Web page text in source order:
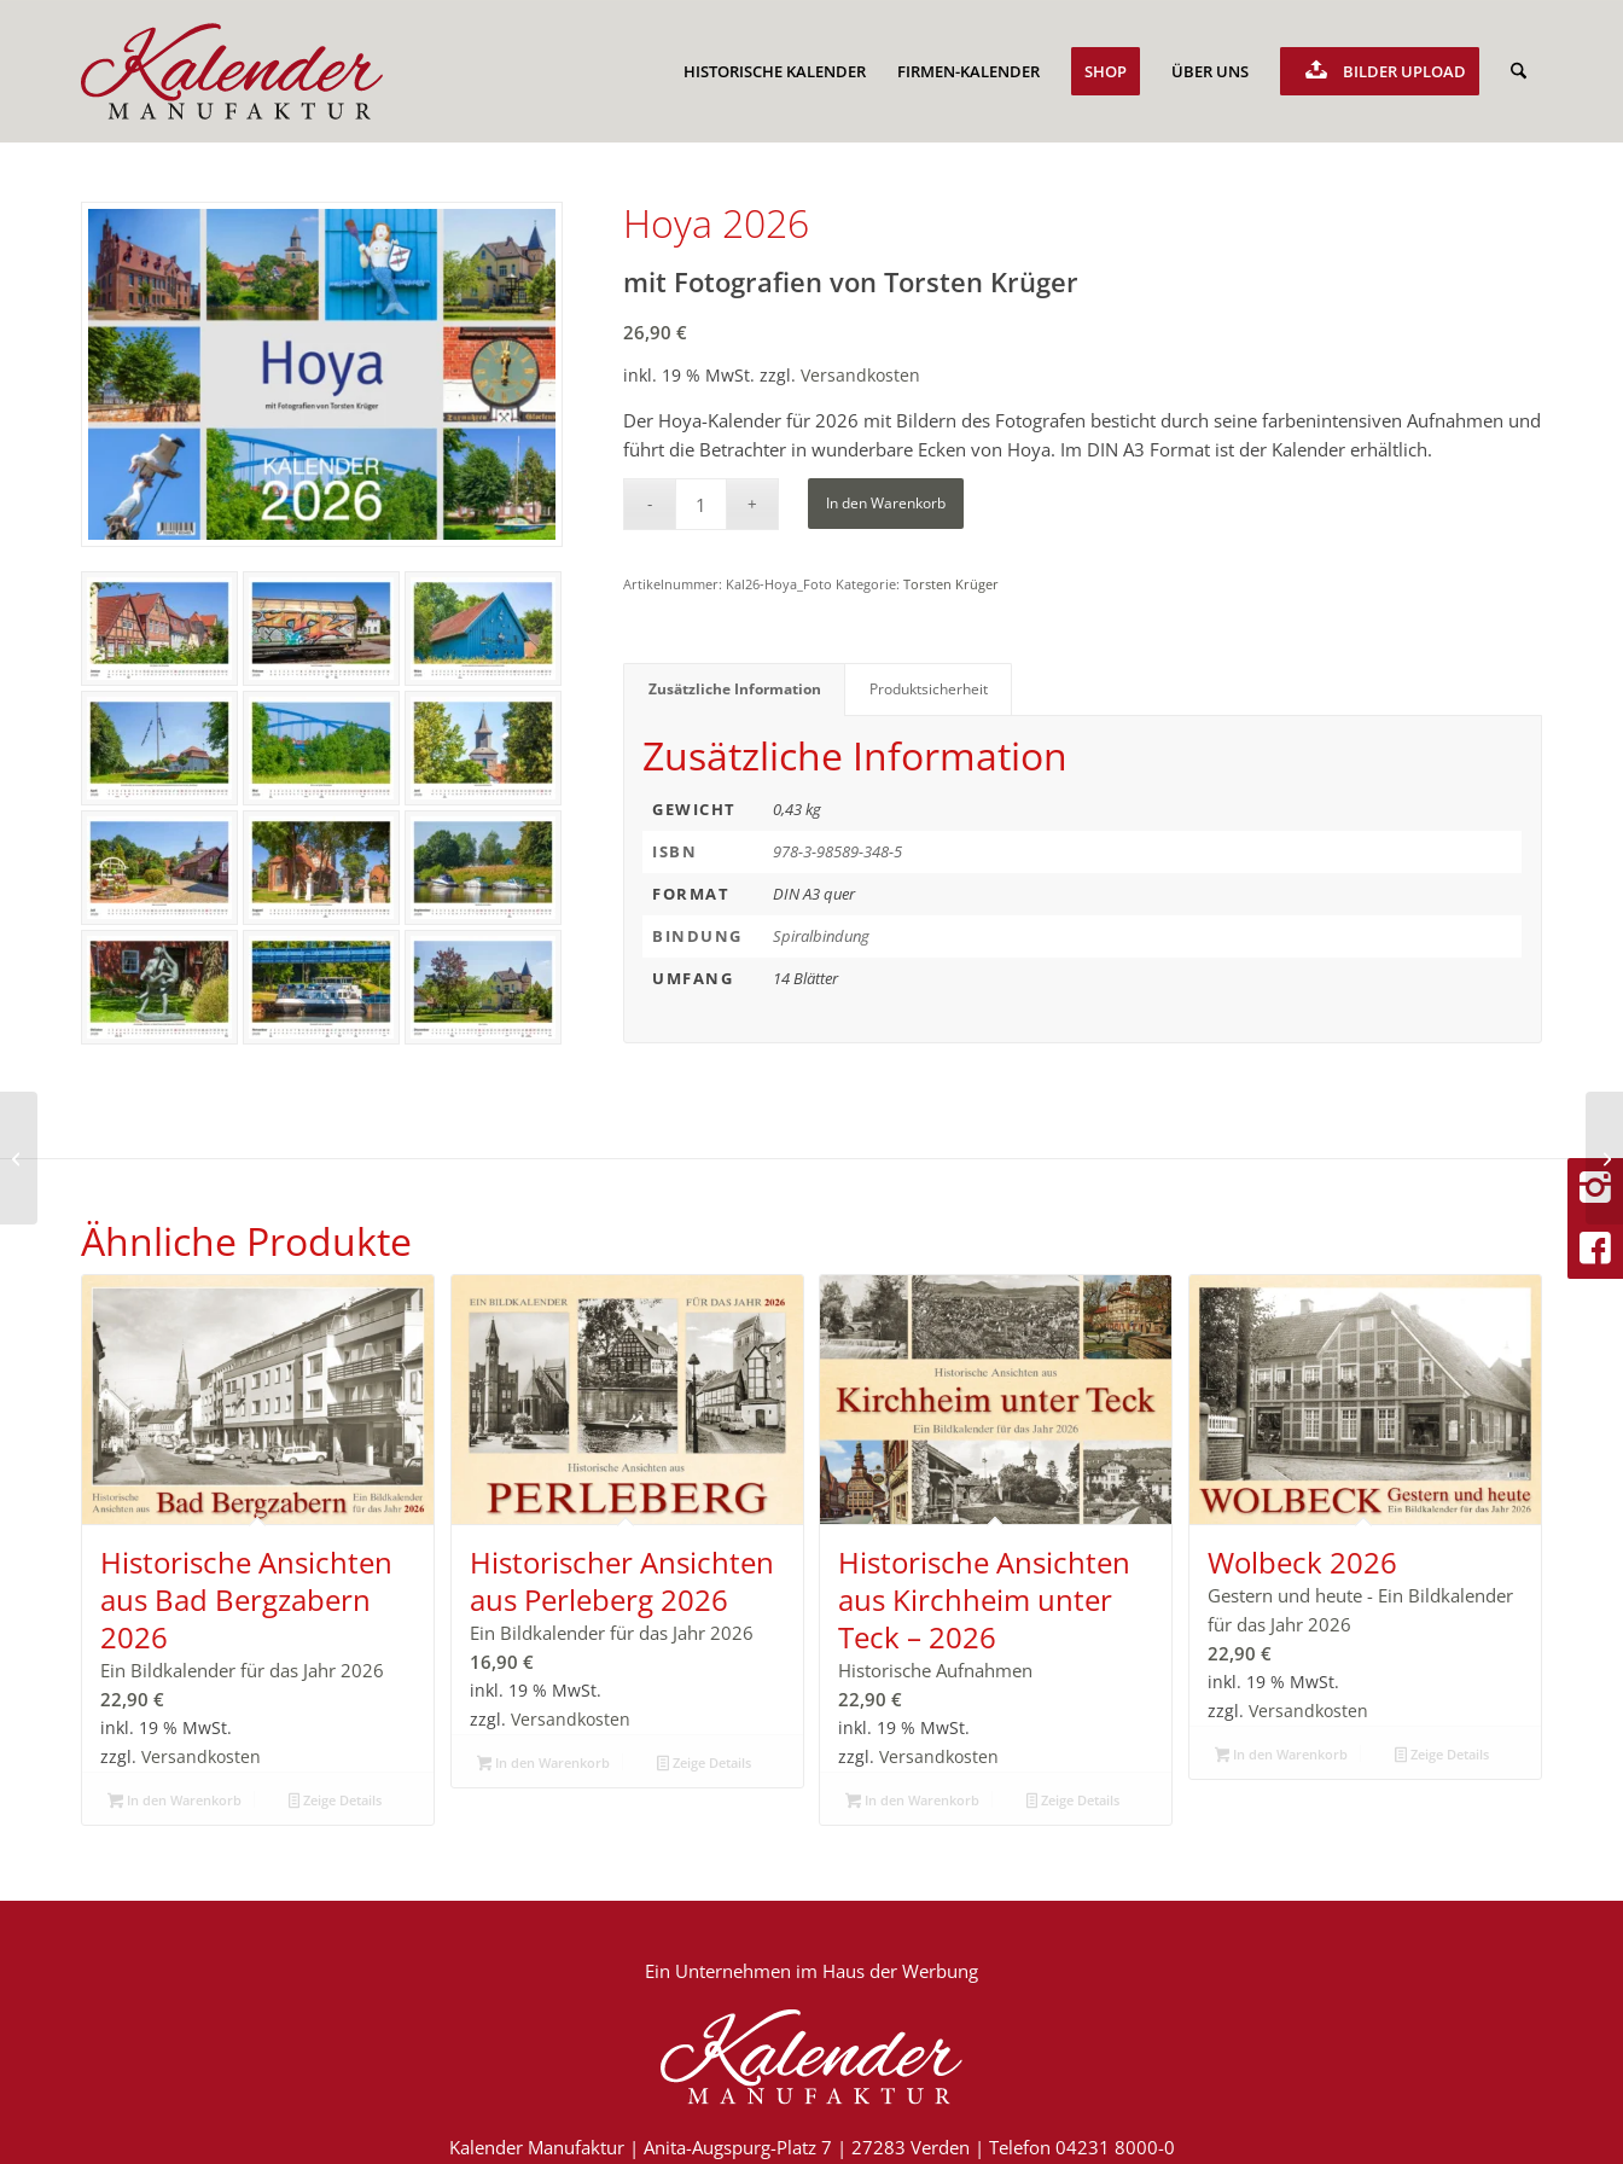
HISTORISCHE KALENDER FIRMEN-KALENDER SHOP ÜBER UNS BILDER UPLOAD
Hoya 2026
mit Fotografien von Torsten Krüger
26,90€
inkl. 19 % MwSt. zzgl.Versandkosten
Der Hoya-Kalender für 2026 mit Bildern des Fotografen besticht durch seine farbenintensiven Aufnahmen und
führt die Betrachter in wunderbare Ecken von Hoya. Im DIN A3 Format ist der Kalender erhältlich.
In den Warenkorb
Artikelnummer: Kal26-Hoya_Foto Kategorie:Torsten Krüger
Zusätzliche Information Produktsicherheit
Zusätzliche Information
GEWICHT
0,43 kg
ISBN
978-3-98589-348-5
FORMAT
DIN A3 quer
BINDUNG
Spiralbindung
UMFANG
14 Blätter
Ähnliche Produkte
Historische Ansichten
aus Bad Bergzabern
2026
Ein Bildkalender für das Jahr 2026
22,90 €
inkl. 19 % MwSt.
zzgl. Versandkosten
In den Warenkorb Zeige Details
Historischer Ansichten
aus Perleberg 2026
Ein Bildkalender für das Jahr 2026
16,90 €
inkl. 19 % MwSt.
zzgl. Versandkosten
In den Warenkorb Zeige Details
Historische Ansichten
aus Kirchheim unter
Teck – 2026
Historische Aufnahmen
22,90€
inkl. 19 % MwSt.
zzgl.Versandkosten
In den Warenkorb Zeige Details
Wolbeck 2026
Gestern und heute - Ein Bildkalender
für das Jahr 2026
22,90 €
inkl. 19 % MwSt.
zzgl. Versandkosten
In den Warenkorb Zeige Details
Ein Unternehmen im Haus der Werbung
Kalender Manufaktur | Anita-Augspurg-Platz 7 | 27283 Verden | Telefon 04231 8000-0